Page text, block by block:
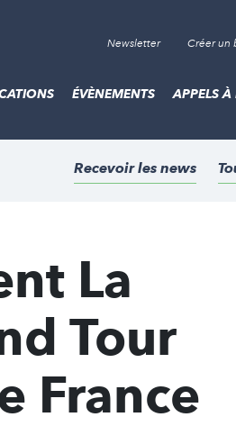
Newsletter Créer un
ÉVÈNEMENTS APPELS À
Recevoir les news
La
Tour
France